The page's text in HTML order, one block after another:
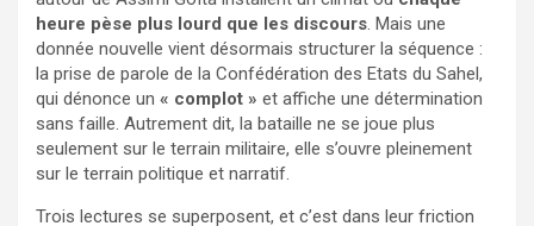
heure pèse plus lourd que les discours . Mais une
donnée nouvelle vient désormais structurer la séquence :
la prise de parole de la Confédération des Etats du Sahel,
qui dénonce un « complot » et affiche une détermination
sans faille. Autrement dit, la bataille ne se joue plus
seulement sur le terrain militaire, elle s’ouvre pleinement
sur le terrain politique et narratif.
Trois lectures se superposent, et c’est dans leur friction